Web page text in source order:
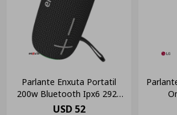
Parlante Enxuta Portatil
200w Bluetooth Ipx6 2920
Bde Color Negro
USD 52